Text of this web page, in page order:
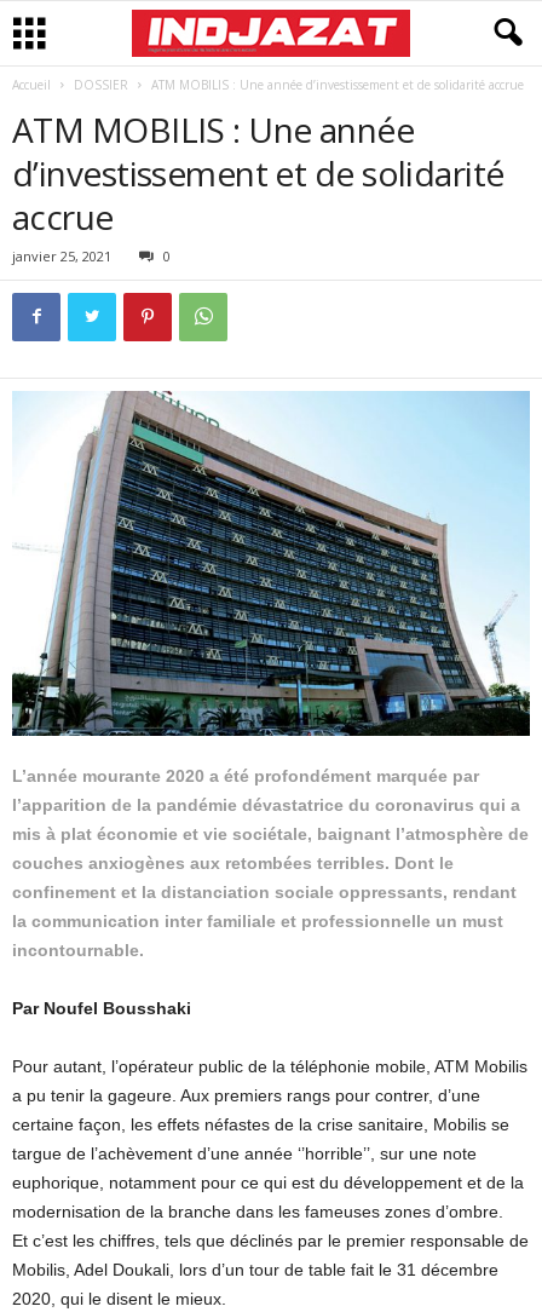
Accueil DOSSIER ATM MOBILIS : Une année d’investissement et de solidarité accrue
ATM MOBILIS : Une année
d’investissement et de solidarité
accrue
janvier 25, 2021 0
L’année mourante 2020 a été profondément marquée par
l’apparition de la pandémie dévastatrice du coronavirus qui a
mis à plat économie et vie sociétale, baignant l’atmosphère de
couches anxiogènes aux retombées terribles. Dont le
confinement et la distanciation sociale oppressants, rendant
la communication inter familiale et professionnelle un must
incontournable.
Par Noufel Bousshaki
Pour autant, l’opérateur public de la téléphonie mobile, ATM Mobilis
a pu tenir la gageure. Aux premiers rangs pour contrer, d’une
certaine façon, les effets néfastes de la crise sanitaire, Mobilis se
targue de l’achèvement d’une année ‘’horrible’’, sur une note
euphorique, notamment pour ce qui est du développement et de la
modernisation de la branche dans les fameuses zones d’ombre.
Et c’est les chiffres, tels que déclinés par le premier responsable de
Mobilis, Adel Doukali, lors d’un tour de table fait le 31 décembre
2020, qui le disent le mieux.